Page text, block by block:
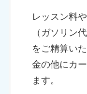
レッスン料
（ガソリン
をご精算い
金の他にカ
ます。